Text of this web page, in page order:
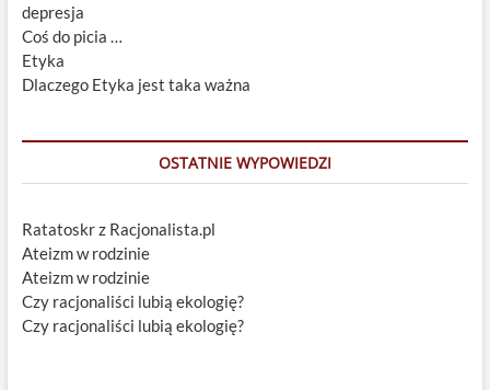
depresja
Coś do picia …
Etyka
Dlaczego Etyka jest taka ważna
OSTATNIE WYPOWIEDZI
Ratatoskr z Racjonalista.pl
Ateizm w rodzinie
Ateizm w rodzinie
Czy racjonaliści lubią ekologię?
Czy racjonaliści lubią ekologię?